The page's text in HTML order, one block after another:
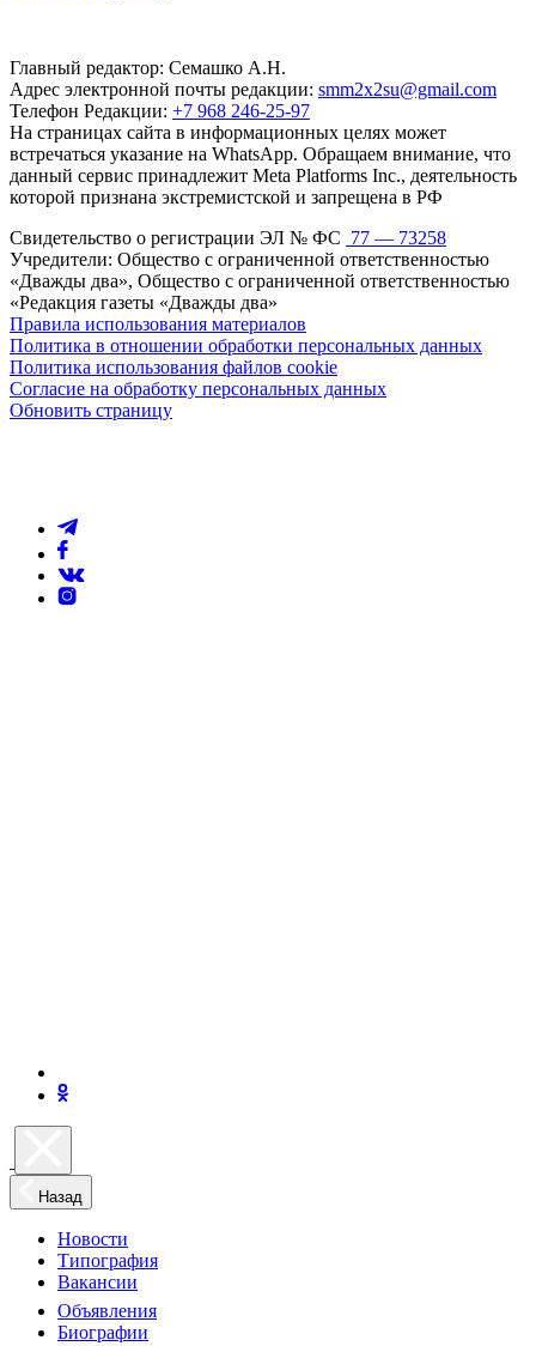
Главный редактор: Семашко А.Н.
Адрес электронной почты редакции: smm2x2su@gmail.com
Телефон Редакции: +7 968 246-25-97
На страницах сайта в информационных целях может
встречаться указание на WhatsApp. Обращаем внимание, что
данный сервис принадлежит Meta Platforms Inc., деятельность
которой признана экстремистской и запрещена в РФ
Свидетельство о регистрации ЭЛ № ФС 77 — 73258
Учредители: Общество с ограниченной ответственностью
«Дважды два», Общество с ограниченной ответственностью
«Редакция газеты «Дважды два»
Правила использования материалов
Политика в отношении обработки персональных данных
Политика использования файлов cookie
Согласие на обработку персональных данных
Обновить страницу
Назад
Новости
Типография
Вакансии
Объявления
Биографии